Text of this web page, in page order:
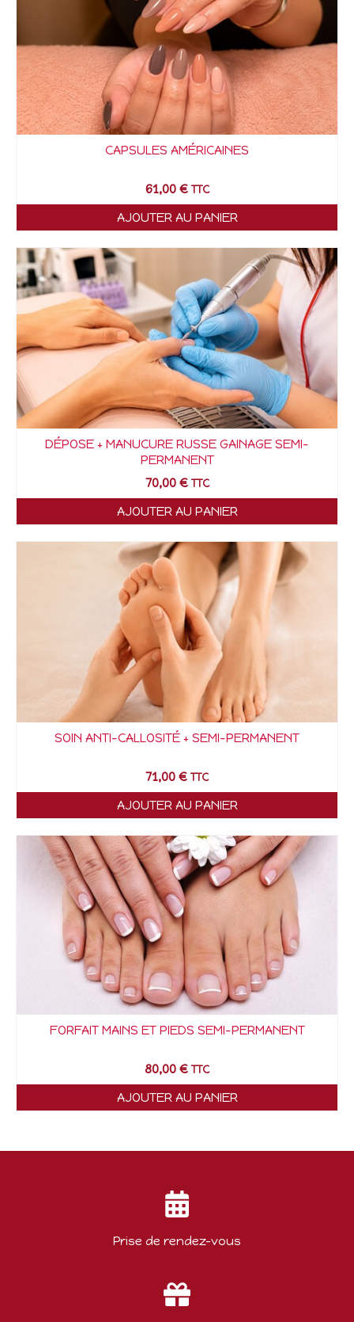
CAPSULES AMÉRICAINES
61,00 € TTC
AJOUTER AU PANIER
DÉPOSE + MANUCURE RUSSE GAINAGE SEMI-
PERMANENT
70,00 € TTC
AJOUTER AU PANIER
SOIN ANTI-CALLOSITÉ + SEMI-PERMANENT
71,00 € TTC
AJOUTER AU PANIER
FORFAIT MAINS ET PIEDS SEMI-PERMANENT
80,00 € TTC
AJOUTER AU PANIER
Prise de rendez-vous